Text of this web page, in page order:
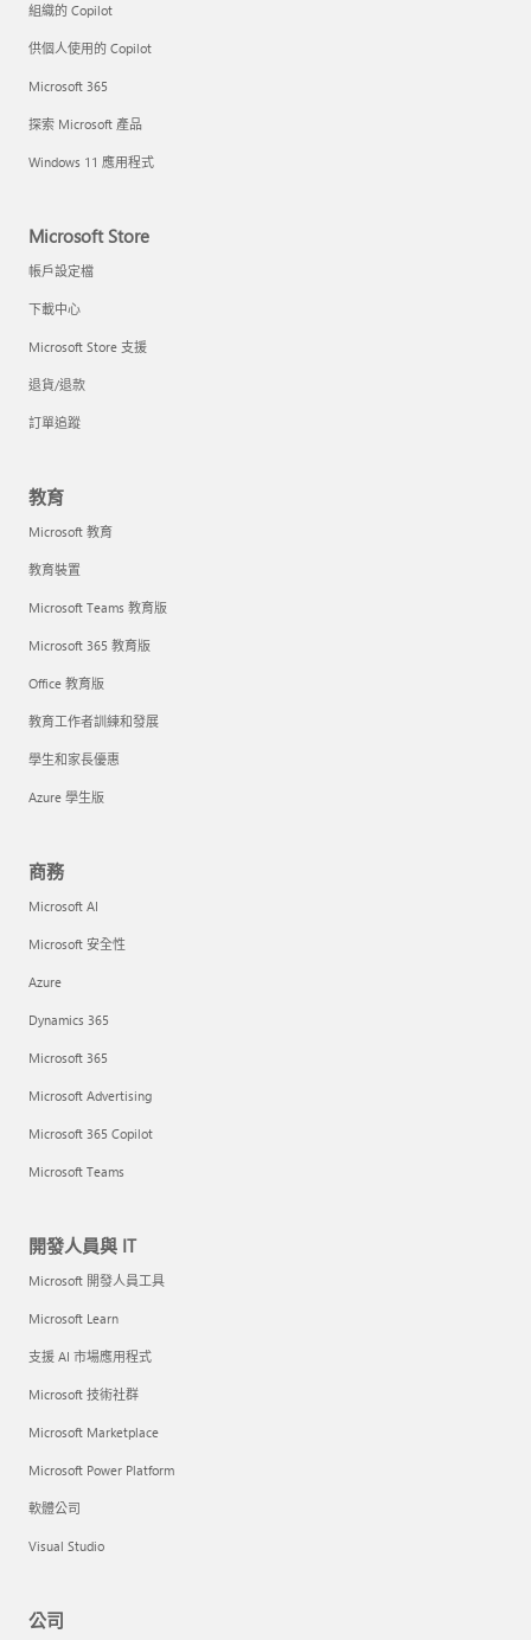
組織的 Copilot
供個人使用的 Copilot
Microsoft 365
探索 Microsoft 產品
Windows 11 應用程式
Microsoft Store
帳戶設定檔
下載中心
Microsoft Store 支援
退貨/退款
訂單追蹤
教育
Microsoft 教育
教育裝置
Microsoft Teams 教育版
Microsoft 365 教育版
Office 教育版
教育工作者訓練和發展
學生和家長優惠
Azure 學生版
商務
Microsoft AI
Microsoft 安全性
Azure
Dynamics 365
Microsoft 365
Microsoft Advertising
Microsoft 365 Copilot
Microsoft Teams
開發人員與 IT
Microsoft 開發人員工具
Microsoft Learn
支援 AI 市場應用程式
Microsoft 技術社群
Microsoft Marketplace
Microsoft Power Platform
軟體公司
Visual Studio
公司